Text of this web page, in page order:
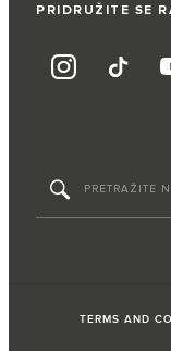
PRIDRUŽITE SE
TERMS AND